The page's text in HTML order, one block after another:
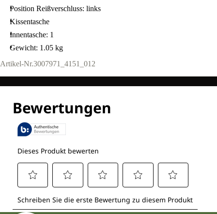
Position Reißverschluss: links
Kissentasche
Innentasche: 1
Gewicht: 1.05 kg
Artikel-Nr.3007971_4151_012